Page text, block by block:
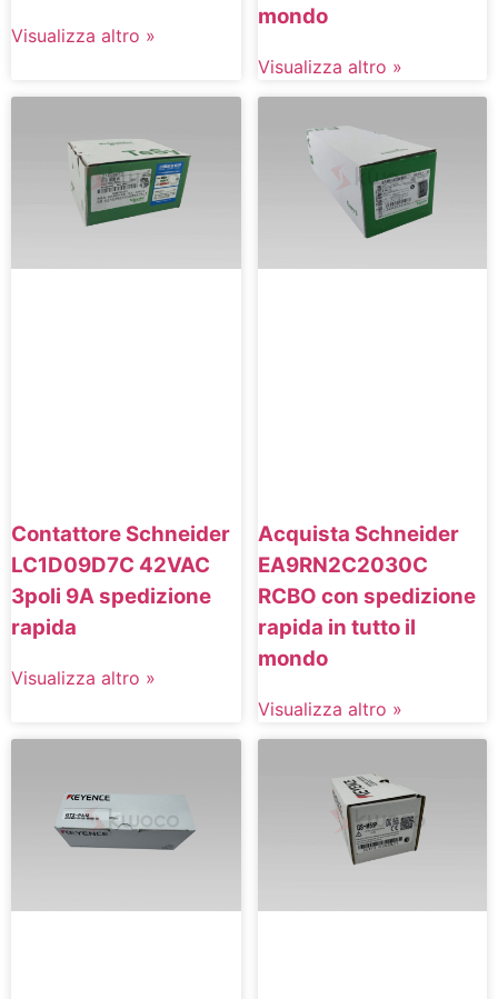
Visualizza altro »
mondo
Visualizza altro »
Contattore Schneider
LC1D09D7C 42VAC
3poli 9A spedizione
rapida
Visualizza altro »
Acquista Schneider
EA9RN2C2030C
RCBO con spedizione
rapida in tutto il
mondo
Visualizza altro »